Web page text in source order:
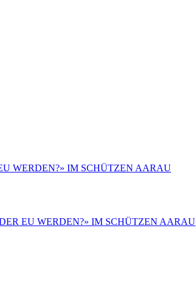
WERDEN?» IM SCHÜTZEN AARAU
EU WERDEN?» IM SCHÜTZEN AARAU